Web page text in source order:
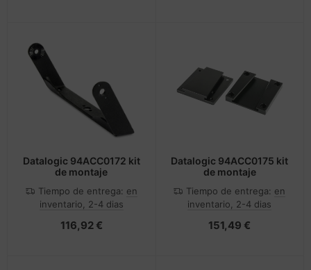
Datalogic 94ACC0172 kit
de montaje
Tiempo de entrega: en
inventario, 2-4 dias
116,92 €
Datalogic 94ACC0175 kit
de montaje
Tiempo de entrega: en
inventario, 2-4 dias
151,49 €